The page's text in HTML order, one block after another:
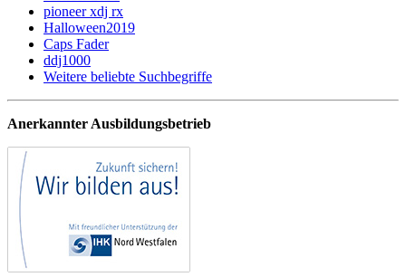
pioneer xdj rx
Halloween2019
Caps Fader
ddj1000
Weitere beliebte Suchbegriffe
Anerkannter Ausbildungsbetrieb